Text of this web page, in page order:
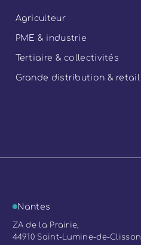
Agriculteur
PME & industrie
Tertiaire & collectivités
Grande distribution & retail
Nantes
ZA de la Prairie,
44910 Saint-Lumine-de-Clisson